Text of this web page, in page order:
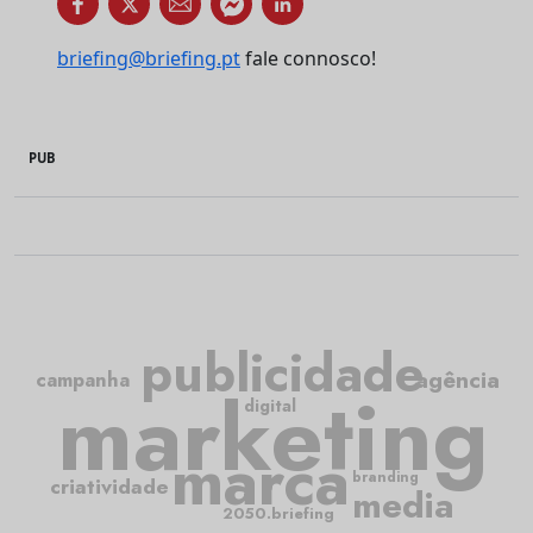
briefing@briefing.ptfale connosco!
PUB
marketing
publicidade
marca
criatividade
campanha
media
agência
digital
2050.briefing
branding